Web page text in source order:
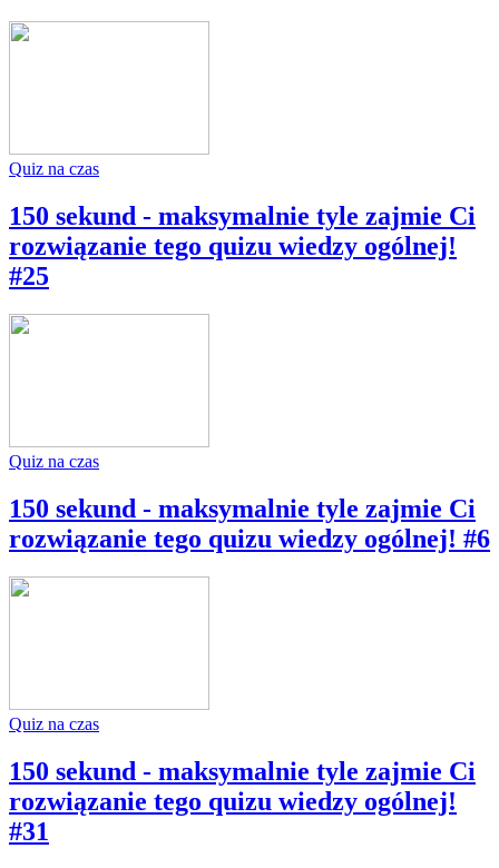
Quiz na czas
150 sekund - maksymalnie tyle zajmie Ci
rozwiązanie tego quizu wiedzy ogólnej!
#25
Quiz na czas
150 sekund - maksymalnie tyle zajmie Ci
rozwiązanie tego quizu wiedzy ogólnej! #6
Quiz na czas
150 sekund - maksymalnie tyle zajmie Ci
rozwiązanie tego quizu wiedzy ogólnej!
#31